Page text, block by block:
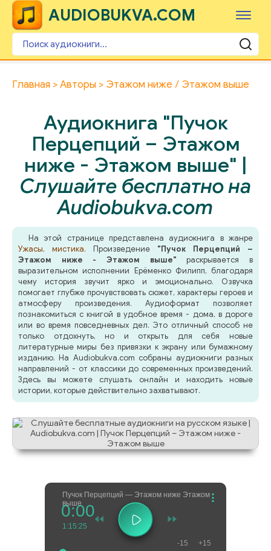
AUDIOBUKVA.COM
Главная Авторы Этажом ниже / Этажом выше
Аудиокнига "Пучок
Перцепций – Этажом
ниже - Этажом выше" |
Слушайте бесплатно на
Audiobukva.com
На этой странице представлена аудиокнига в жанре
Ужасы, мистика. Произведение "Пучок Перцепций –
Этажом ниже - Этажом выше" раскрывается в
выразительном исполнении Ерёменко Филипп, благодаря
чему история звучит ярко и эмоционально. Озвучка
помогает глубже прочувствовать сюжет, характеры героев и
атмосферу произведения. Аудиоформат позволяет
познакомиться с книгой в удобное время - дома, в дороге
или во время повседневных дел. Это отличный способ не
только отдохнуть, но и открыть для себя новые
литературные миры без привязки к экрану или бумажному
изданию. На Audiobukva.com собраны аудиокниги разных
направлений - от классики до современных произведений.
Здесь вы можете слушать онлайн и находить новые
истории, которые действительно захватывают.
Пучок Перцепций — Этажом ниже Этажом
выше
0:00
1:15:25
-15 +15